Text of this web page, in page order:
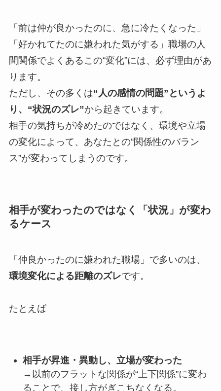
「前は仲が良かったのに、急に冷たくなった」
「好かれてたのに嫌われた気がする」職場の人
間関係でよくあるこの“変化”には、必ず理由があ
ります。
ただし、その多くは“人の感情の問題”というよ
り、“状況のズレ”から起きています。
相手の気持ちが冷めたのではなく、環境や立場
の変化によって、あなたとの“関係性のバラン
ス”が変わってしまうのです。
相手が変わったのではなく「状況」が変わ
るケース
「仲良かったのに嫌われた職場」で多いのは、
環境変化による距離のズレです。
たとえば
相手が昇進・異動し、立場が変わった
→以前のフラットな関係が“上下関係”に変わ
ることで、接し方がぎこちなくなる。